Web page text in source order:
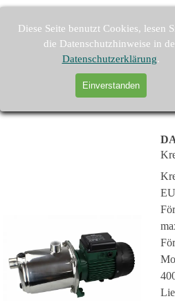
Diese Seite benutzt Cookies, lesen
die Datenschutzhinweise in
Datenschutzerklärung.
Einverstanden
Direkt zum Seiteninhalt
PUMPEN-KAARST - Brunnenpumpen und Pumpenzubehör
Suchen